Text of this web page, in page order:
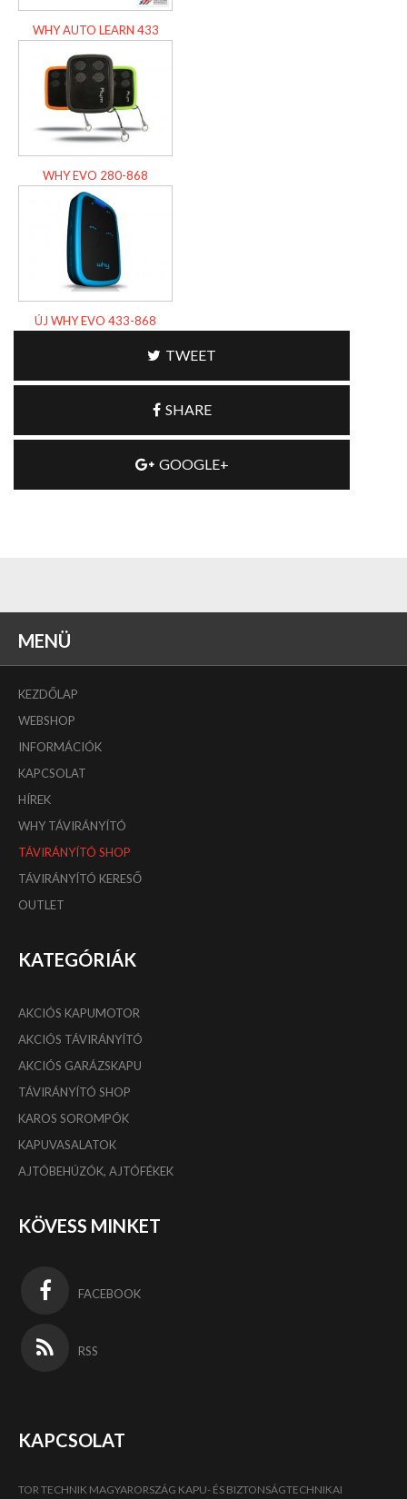
WHY AUTO LEARN 433
WHY EVO 280-868
ÚJ WHY EVO 433-868
TWEET
SHARE
GOOGLE+
MENÜ
KEZDŐLAP
WEBSHOP
INFORMÁCIÓK
KAPCSOLAT
HÍREK
WHY TÁVIRÁNYÍTÓ
TÁVIRÁNYÍTÓ SHOP
TÁVIRÁNYÍTÓ KERESŐ
OUTLET
KATEGÓRIÁK
AKCIÓS KAPUMOTOR
AKCIÓS TÁVIRÁNYÍTÓ
AKCIÓS GARÁZSKAPU
TÁVIRÁNYÍTÓ SHOP
KAROS SOROMPÓK
KAPUVASALATOK
AJTÓBEHÚZÓK, AJTÓFÉKEK
KÖVESS MINKET
FACEBOOK
RSS
KAPCSOLAT
TOR TECHNIK MAGYARORSZÁG KAPU- ÉS BIZTONSÁGTECHNIKAI